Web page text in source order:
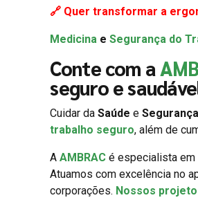
🔗 Quer transformar a
Medicina e Segurança do
Conte com a
seguro e
Cuidar da Saúde e
trabalho seguro, além de
A AMBRAC é especialista em
Atuamos com excelência no
corporações. Nossos